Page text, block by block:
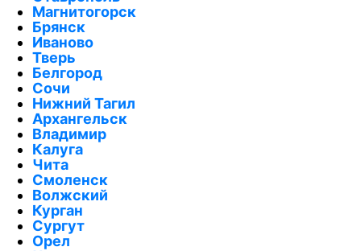
Магнитогорск
Брянск
Иваново
Тверь
Белгород
Сочи
Нижний Тагил
Архангельск
Владимир
Калуга
Чита
Смоленск
Волжский
Курган
Сургут
Орел